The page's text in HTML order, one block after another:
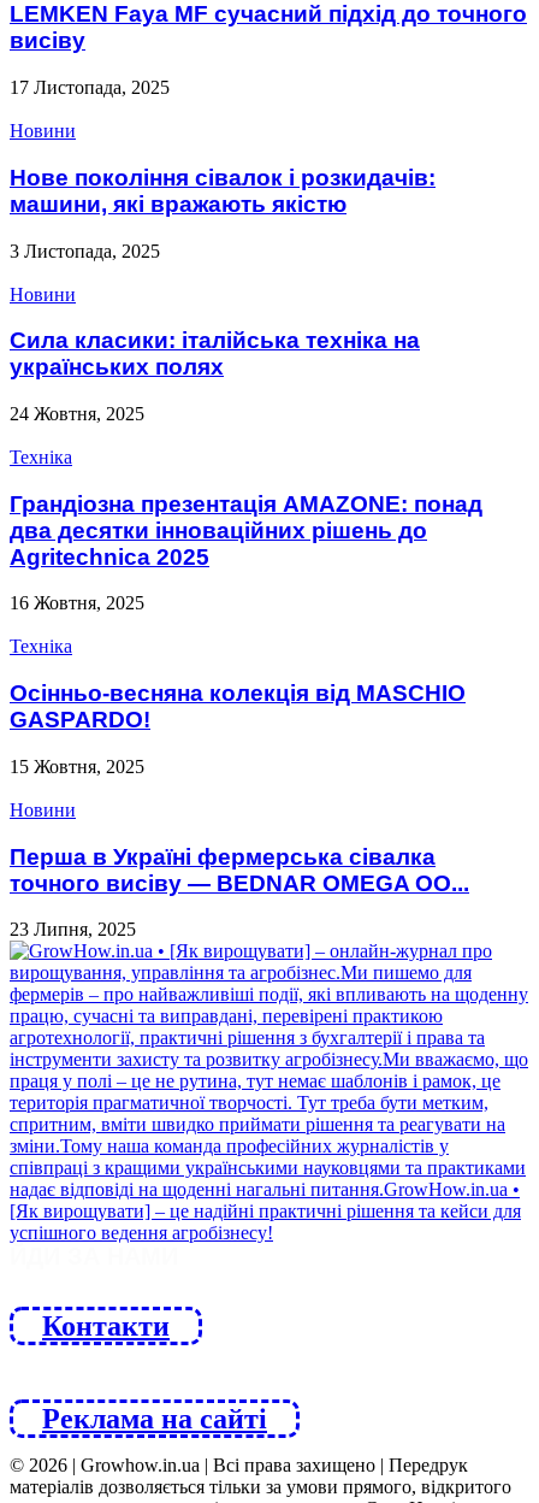
LEMKEN Faya MF сучасний підхід до точного
висіву
17 Листопада, 2025
Новини
Нове покоління сівалок і розкидачів:
машини, які вражають якістю
3 Листопада, 2025
Новини
Сила класики: італійська техніка на
українських полях
24 Жовтня, 2025
Техніка
Грандіозна презентація AMAZONE: понад
два десятки інноваційних рішень до
Agriteсhnica 2025
16 Жовтня, 2025
Техніка
Осінньо-весняна колекція від MASCHIO
GASPARDO!
15 Жовтня, 2025
Новини
Перша в Україні фермерська сівалка
точного висіву — BEDNAR OMEGA OO...
23 Липня, 2025
Контакти
Реклама на сайті
© 2026 | Growhow.in.ua | Всі права захищено | Передрук
матеріалів дозволяється тільки за умови прямого, відкритого